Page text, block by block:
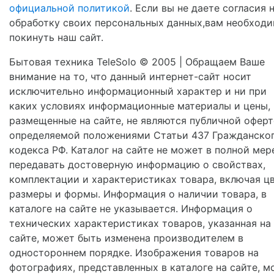
официальной политикой. Если вы не даете согласия
обработку своих персональных данных,вам
покинуть наш сайт.
Бытовая техника TeleSolo © 2005 | Обращаем Ваше
внимание на то, что данный интернет-сайт носит
исключительно информационный характер и ни при
каких условиях информационные материалы и цены,
размещенные на сайте, не являются публичной
определяемой положениями Статьи 437
кодекса РФ. Каталог на сайте не может в полной
передавать достоверную информацию о свойствах,
комплектации и характеристиках товара, включая
размеры и формы. Информация о наличии товара, в
каталоге на сайте не указывается. Информация о
технических характеристиках товаров, указанная на
сайте, может быть изменена производителем в
одностороннем порядке. Изображения товаров на
фотографиях, представленных в каталоге на сайте,